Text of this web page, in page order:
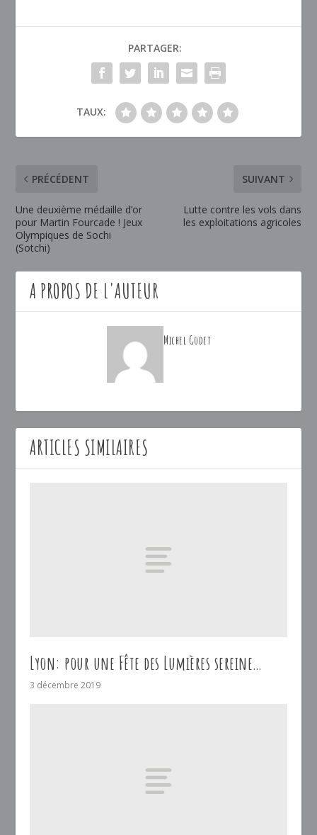
PARTAGER:
TAUX:
PRÉCÉDENT
Une deuxième médaille d’or
pour Martin Fourcade ! Jeux
Olympiques de Sochi
(Sotchi)
SUIVANT
Lutte contre les vols dans
les exploitations agricoles
A PROPOS DE L'AUTEUR
Michel Godet
ARTICLES SIMILAIRES
Lyon: pour une Fête des Lumières sereine…
3 décembre 2019